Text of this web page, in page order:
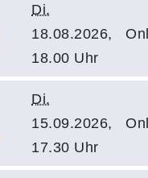
Di.
18.08.2026,
18.00 Uhr
Di.
15.09.2026,
17.30 Uhr